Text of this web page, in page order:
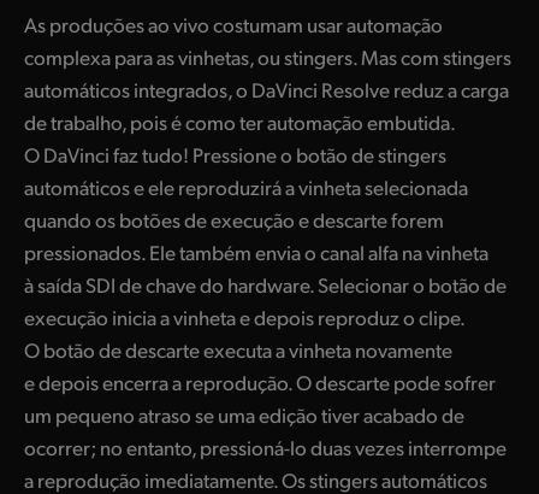
As produções ao vivo costumam usar automação
complexa para as vinhetas, ou stingers. Mas com stingers
automáticos integrados, o DaVinci Resolve reduz a carga
de trabalho, pois é como ter automação embutida.
O DaVinci faz tudo! Pressione o botão de stingers
automáticos e ele reproduzirá a vinheta selecionada
quando os botões de execução e descarte forem
pressionados. Ele também envia o canal alfa na vinheta
à saída SDI de chave do hardware. Selecionar o botão de
execução inicia a vinheta e depois reproduz o clipe.
O botão de descarte executa a vinheta novamente
e depois encerra a reprodução. O descarte pode sofrer
um pequeno atraso se uma edição tiver acabado de
ocorrer; no entanto, pressioná-lo duas vezes interrompe
a reprodução imediatamente. Os stingers automáticos